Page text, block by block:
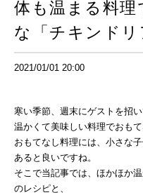
体も温まる料
な「チキンド
2021/01/01 20:00
寒い季節、週末にゲストを招い
温かくて美味しい料理でおもて
おもてなし料理には、小さな
あると良いですね。
そこで当記事では、ほかほか
のレシピと、